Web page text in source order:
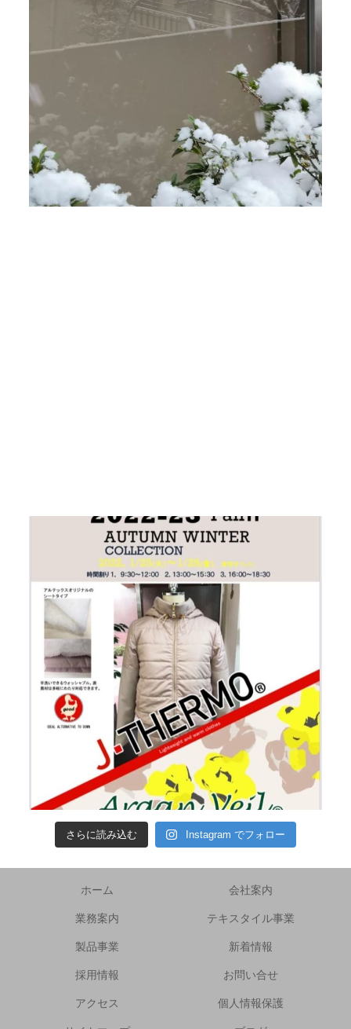
さらに読み込む Instagram でフォロー
ホーム 会社案内
業務案内 テキスタイル事業
製品事業 新着情報
採用情報 お問い合せ
アクセス 個人情報保護